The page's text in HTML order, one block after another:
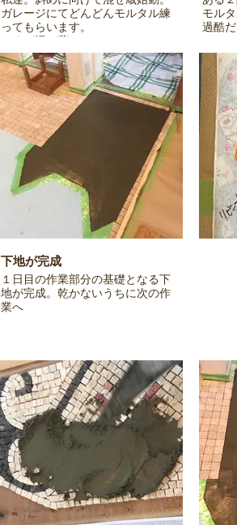
ガレージにてどんどんモルタル練
ってもらいます。
さすが混ぜ蔵！
モル
過酷
下地が完成
１日目の作業部分の基礎となる下
地が完成。乾かないうちに次の作
業へ